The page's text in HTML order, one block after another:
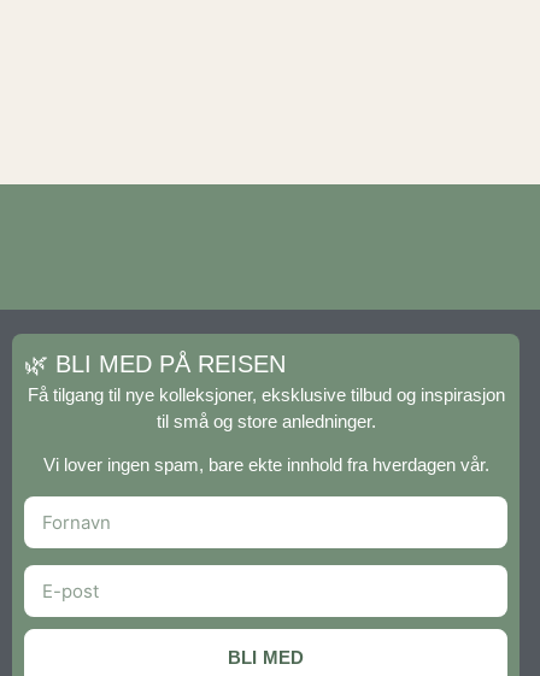
🌿 BLI MED PÅ REISEN
Få tilgang til nye kolleksjoner, eksklusive tilbud og inspirasjon
til små og store anledninger.
Vi lover ingen spam, bare ekte innhold fra hverdagen vår.
BLI MED